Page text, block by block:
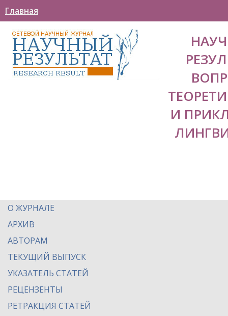
Главная
И
О ЖУРНАЛЕ
АРХИВ
АВТОРАМ
ТЕКУЩИЙ ВЫПУСК
УКАЗАТЕЛЬ СТАТЕЙ
РЕЦЕНЗЕНТЫ
РЕТРАКЦИЯ СТАТЕЙ